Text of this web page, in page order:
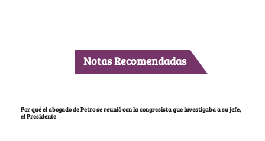
Notas Recomendadas
Por qué el abogado de Petro se reunió con la congresista que investigaba a su jefe,
el Presidente